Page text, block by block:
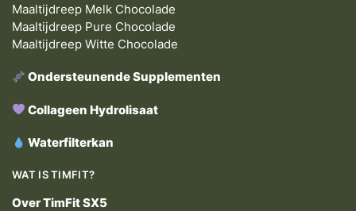
Maaltijdreep Melk Chocolade
Maaltijdreep Pure Chocolade
Maaltijdreep Witte Chocolade
Ondersteunende Supplementen
Collageen Hydrolisaat
Waterfilterkan
WAT IS TIMFIT?
Over TimFit SX5